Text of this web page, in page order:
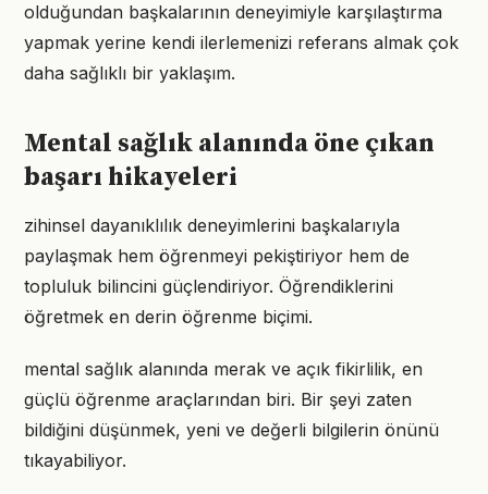
olduğundan başkalarının deneyimiyle karşılaştırma
yapmak yerine kendi ilerlemenizi referans almak çok
daha sağlıklı bir yaklaşım.
Mental sağlık alanında öne çıkan
başarı hikayeleri
zihinsel dayanıklılık deneyimlerini başkalarıyla
paylaşmak hem öğrenmeyi pekiştiriyor hem de
topluluk bilincini güçlendiriyor. Öğrendiklerini
öğretmek en derin öğrenme biçimi.
mental sağlık alanında merak ve açık fikirlilik, en
güçlü öğrenme araçlarından biri. Bir şeyi zaten
bildiğini düşünmek, yeni ve değerli bilgilerin önünü
tıkayabiliyor.